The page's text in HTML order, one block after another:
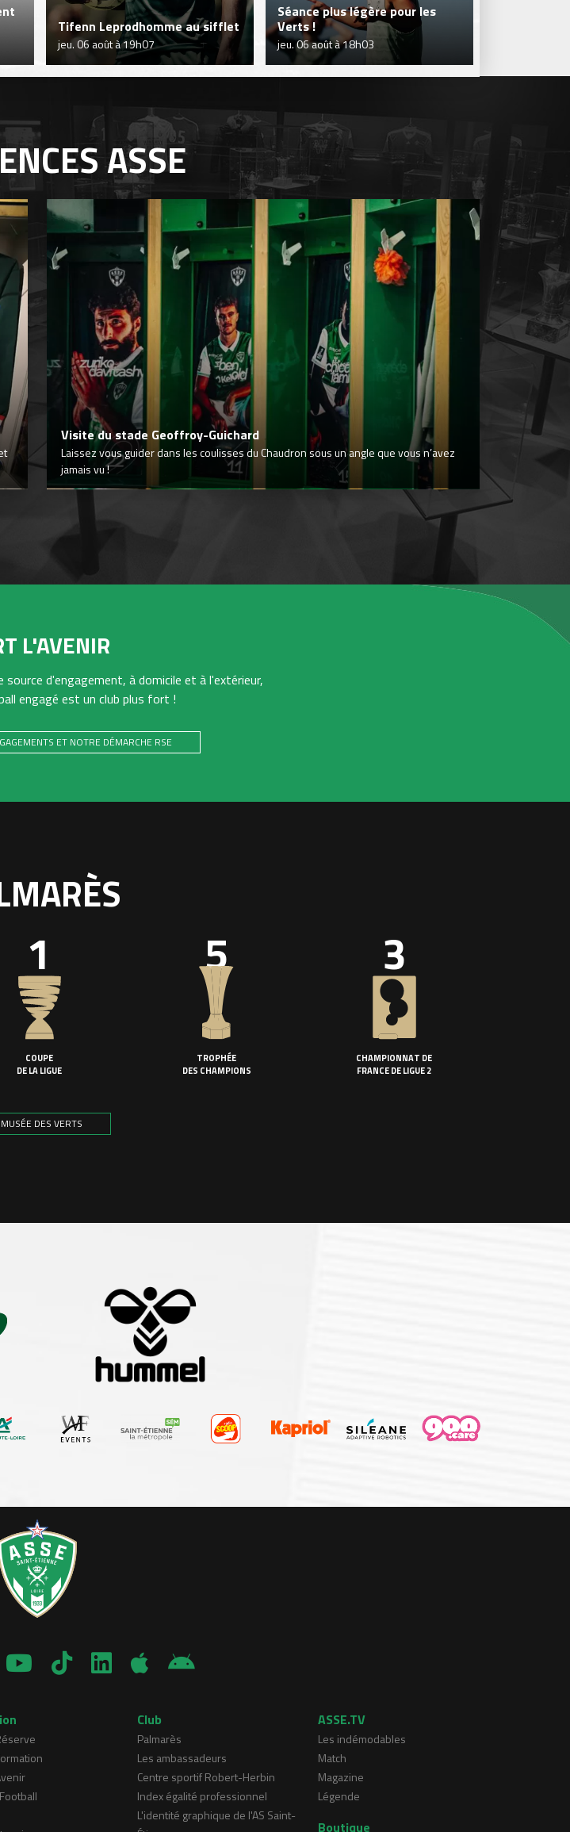
Tifenn Leprodhomme au sifflet
jeu. 06 août à 19h07
Séance plus légère pour les
Verts !
jeu. 06 août à 18h03
ASSE
Visite du stade Geoffroy-Guichard
Laissez vous guider dans les coulisses du Chaudron sous un angle que vous n’avez
jamais vu !
L'AVENIR
d'engagement, à domicile et à l'extérieur,
engagé est un club plus fort !
ET NOTRE DÉMARCHE RSE
1
COUPE
DE LA LIGUE
5
TROPHÉE
DES CHAMPIONS
3
CHAMPIONNAT DE
FRANCE DE LIGUE 2
DES VERTS
Club
Palmarès
Les ambassadeurs
Centre sportif Robert-Herbin
Index égalité professionnel
L'identité graphique de l'AS Saint-
ASSE.TV
Les indémodables
Match
Magazine
Légende
Boutique